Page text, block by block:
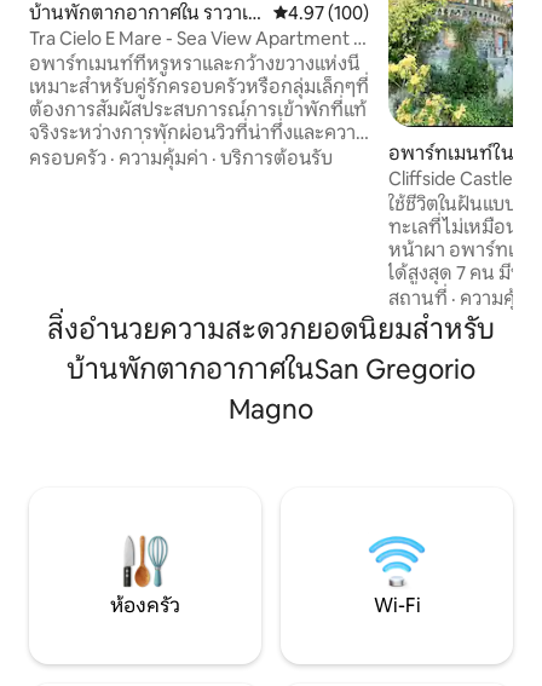
บ้านพักตากอากาศใน ราวาเอ
ลโล
คะแนนเฉลี่ย 4.97 จาก 5, 100 รีวิว
4.97 (100)
Tra Cielo E Mare - Sea View Apartment in
Ravello
อพาร์ทเมนท์ที่หรูหราและกว้างขวางแห่งนี้
เหมาะสำหรับคู่รักครอบครัวหรือกลุ่มเล็กๆที่
ต้องการสัมผัสประสบการณ์การเข้าพักที่แท้
จริงระหว่างการพักผ่อนวิวที่น่าทึ่งและความ
สะดวกสบาย สิ่งที่คุณจะพบ: • ห้องนอน 2
เครื่องดื่มเรียกน้ำย่อยยามพระอาทิตย์
ตกดิน • ห้องครัวมีทุกอย่างที่คุณต้องการ
เพื่อให้รู้สึกเหมือนอยู่บ้าน • ที่จอดรถส่วนตัว
ฟรี 2 คันความหรูหราที่แท้จริงบนชายฝั่ง
สงบเดินเพียงไม่กี่นาทีจาก Piazza Duomo,
ครอบครัว · ความคุ้มค่า · บริการต้อนรับ
อพาร์ทเมนท์ใน ซา
Cliffside Castle วิ
ใช้ชีวิตในฝันแบบอิ
ทะเลที่ไม่เหมือนใ
หน้าผา อพาร์ทเม
ได้สูงสุด 7 คน มีห้อ
เพดานโค้ง และรา
ทาสีด้วยมือ เหมา
หรือกลุ่มเล็ก เดินไ
ศูนย์กลางประวัติศ
Mare อัญมณีแรก
สถานที่ · ความคุ้ม
สิ่งอำนวยความสะดวกยอดนิยมสำหรับ
บ้านพักตากอากาศในSan Gregorio
Magno
ห้องครัว Wi-Fi